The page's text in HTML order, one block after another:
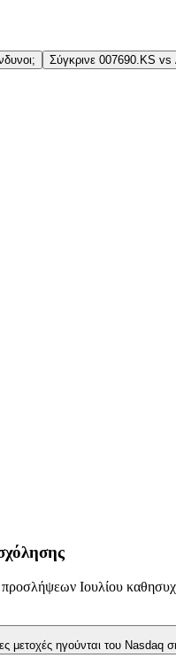
Σύγκρινε 007690.KS vs
Ιουλίου
μετοχές ηγούνται του Nasdaq